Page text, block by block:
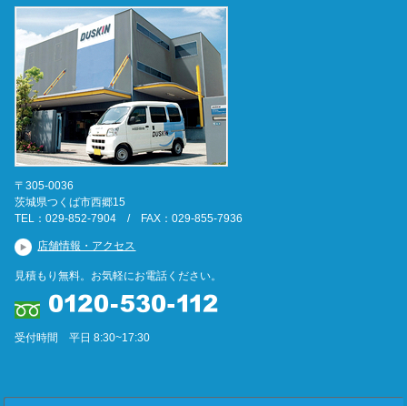
〒305-0036
茨城県つくば市西郷15
TEL：029-852-7904 / FAX：029-855-7936
店舗情報・アクセス
見積もり無料。お気軽にお電話ください。
受付時間 平日 8:30~17:30